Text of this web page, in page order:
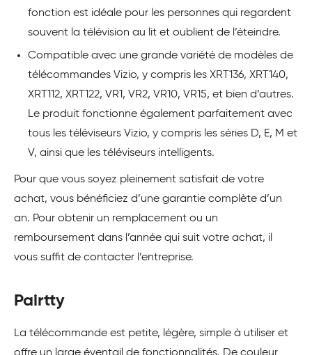
fonction est idéale pour les personnes qui regardent
souvent la télévision au lit et oublient de l’éteindre.
Compatible avec une grande variété de modèles de
télécommandes Vizio, y compris les XRT136, XRT140,
XRT112, XRT122, VR1, VR2, VR10, VR15, et bien d’autres.
Le produit fonctionne également parfaitement avec
tous les téléviseurs Vizio, y compris les séries D, E, M et
V, ainsi que les téléviseurs intelligents.
Pour que vous soyez pleinement satisfait de votre
achat, vous bénéficiez d’une garantie complète d’un
an. Pour obtenir un remplacement ou un
remboursement dans l’année qui suit votre achat, il
vous suffit de contacter l’entreprise.
Pairtty
La télécommande est petite, légère, simple à utiliser et